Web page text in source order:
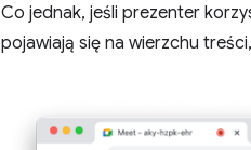
Co jednak, jeśli prezenter
pojawiają się na wierzchu